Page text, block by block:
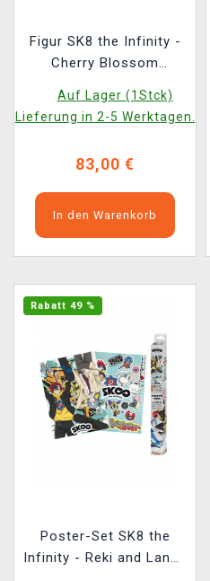
Figur SK8 the Infinity -
Cherry Blossom
Auf Lager (1Stck)
Lieferung in 2-5 Werktagen.
83,00 €
In den Warenkorb
Rabatt 49 %
Poster-Set SK8 the
Infinity - Reki and Langa